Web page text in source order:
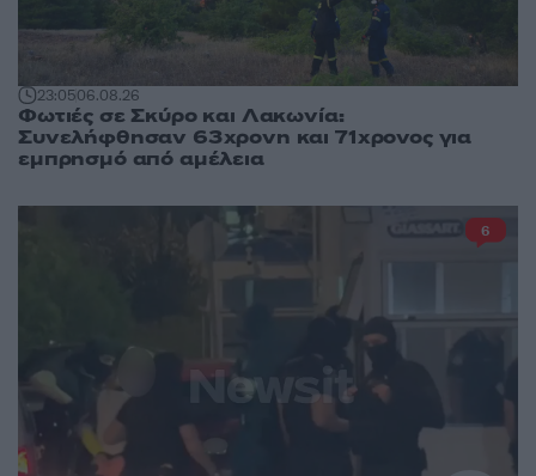
23:0506.08.26
Φωτιές σε Σκύρο και Λακωνία:
Συνελήφθησαν 63χρονη και 71χρονος για
εμπρησμό από αμέλεια
6